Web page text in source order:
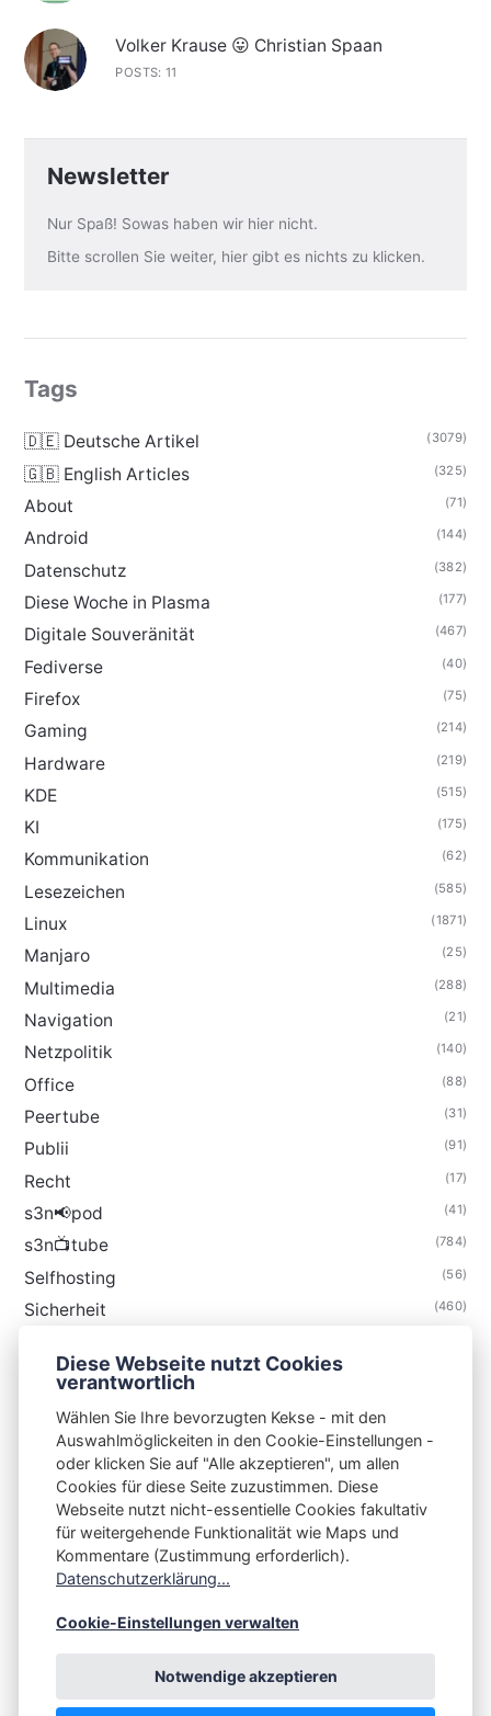
Volker Krause 😛 Christian Spaan
POSTS: 11
Newsletter
Nur Spaß! Sowas haben wir hier nicht.
Bitte scrollen Sie weiter, hier gibt es nichts zu klicken.
Tags
🇩🇪 Deutsche Artikel (3079)
🇬🇧 English Articles (325)
About (71)
Android (144)
Datenschutz (382)
Diese Woche in Plasma (177)
Digitale Souveränität (467)
Fediverse (40)
Firefox (75)
Gaming (214)
Hardware (219)
KDE (515)
KI (175)
Kommunikation (62)
Lesezeichen (585)
Linux (1871)
Manjaro (25)
Multimedia (288)
Navigation (21)
Netzpolitik (140)
Office (88)
Peertube (31)
Publii (91)
Recht (17)
s3n📢pod (41)
s3n📺tube (784)
Selfhosting (56)
Sicherheit (460)
Thunderbird
S3N🧩NET
Integrating Open-Source Blog Network (iOSBN)
Impressum
Kontakt
Diese Webseite nutzt Cookies
verantwortlich
Wählen Sie Ihre bevorzugten Kekse - mit den
Auswahlmöglickeiten in den Cookie-Einstellungen -
oder klicken Sie auf "Alle akzeptieren", um allen
Cookies für diese Seite zuzustimmen. Diese
Webseite nutzt nicht-essentielle Cookies fakultativ
für weitergehende Funktionalität wie Maps und
Kommentare (Zustimmung erforderlich).
Datenschutzerklärung...
Cookie-Einstellungen verwalten
Notwendige akzeptieren